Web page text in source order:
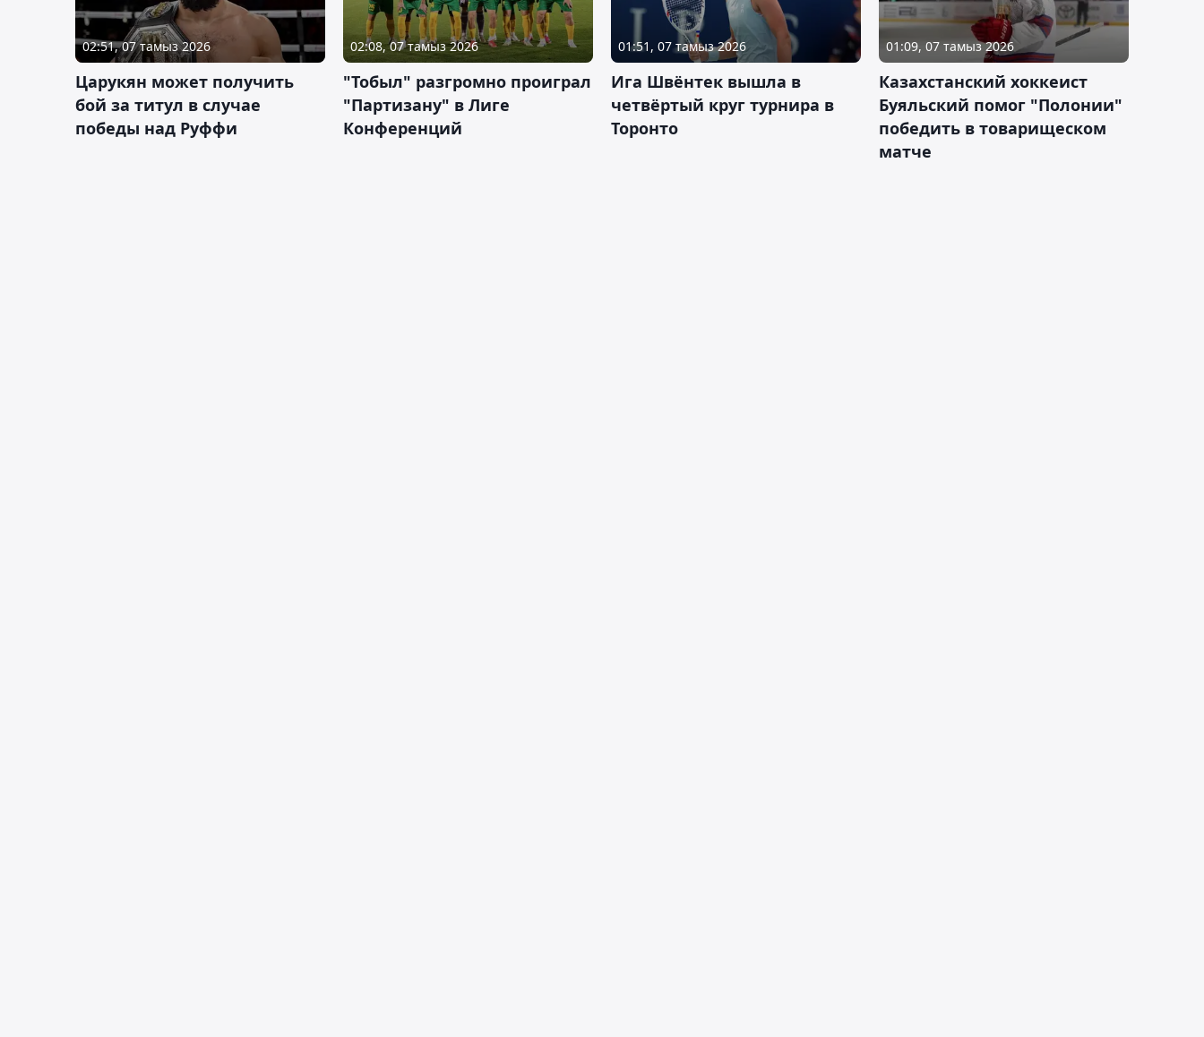
02:51, 07 тамыз 2026
Царукян может получить
бой за титул в случае
победы над Руффи
02:08, 07 тамыз 2026
"Тобыл" разгромно проиграл
"Партизану" в Лиге
Конференций
01:51, 07 тамыз 2026
Ига Швёнтек вышла в
четвёртый круг турнира в
Торонто
01:09, 07 тамыз 2026
Казахстанский хоккеист
Буяльский помог "Полонии"
победить в товарищеском
матче